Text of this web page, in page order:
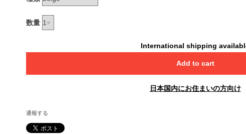
数量
International shipping
Add to cart
日本国内にお住まいの方向け
通報する